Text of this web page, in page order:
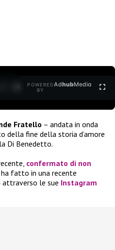
POWERED
BY
AdhubMedia
Fratello – andata in onda
della fine della storia d’amore
Di Benedetto.
confermato di non
fatto in una recente
attraverso le sue Instagram